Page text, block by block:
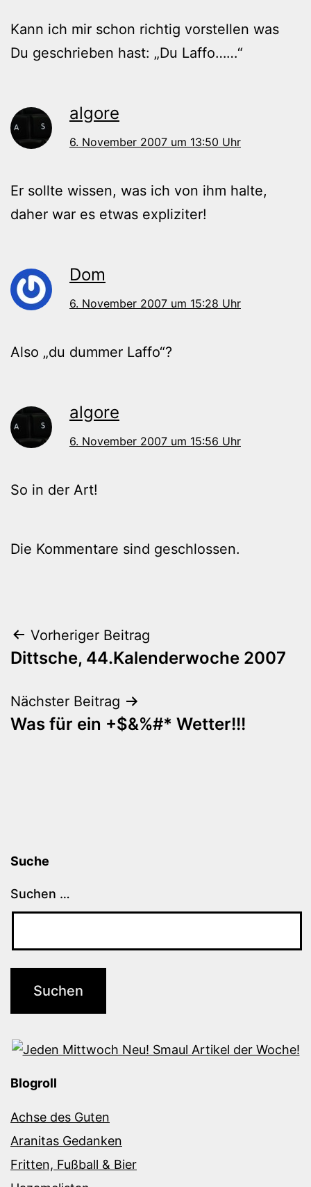
Kann ich mir schon richtig vorstellen was
Du geschrieben hast: „Du Laffo……“
algore
6. November 2007 um 13:50 Uhr
Er sollte wissen, was ich von ihm halte,
daher war es etwas expliziter!
Dom
6. November 2007 um 15:28 Uhr
Also „du dummer Laffo“?
algore
6. November 2007 um 15:56 Uhr
So in der Art!
Die Kommentare sind geschlossen.
Beitragsnavigation
Vorheriger Beitrag
Dittsche, 44.Kalenderwoche 2007
Nächster Beitrag
Was für ein +$&%#* Wetter!!!
Suche
Suchen …
Blogroll
Achse des Guten
Aranitas Gedanken
Fritten, Fußball & Bier